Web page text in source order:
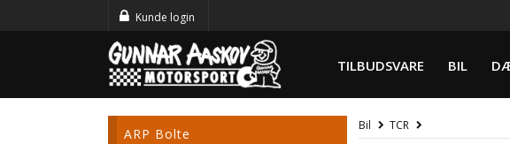
Kunde login
TILBUDSVARE BIL
ARP Bolte
Bil TCR